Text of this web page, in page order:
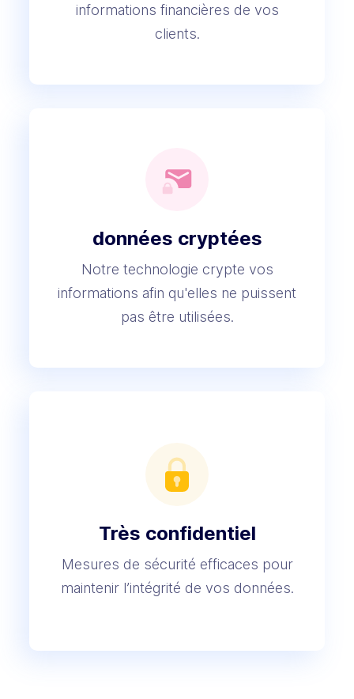
informations financières de vos
clients.
données cryptées
Notre technologie crypte vos
informations afin qu'elles ne puissent
pas être utilisées.
Très confidentiel
Mesures de sécurité efficaces pour
maintenir l’intégrité de vos données.